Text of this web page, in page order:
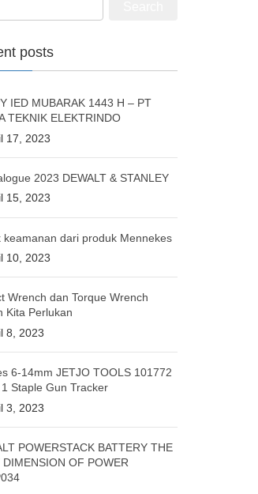
posts
IED MUBARAK 1443 H – PT
TEKNIK ELEKTRINDO
17, 2023
2023 DEWALT & STANLEY
15, 2023
keamanan dari produk Mennekes
10, 2023
Wrench dan Torque Wrench
Kita Perlukan
8, 2023
6-14mm JETJO TOOLS 101772
Staple Gun Tracker
3, 2023
POWERSTACK BATTERY THE
DIMENSION OF POWER